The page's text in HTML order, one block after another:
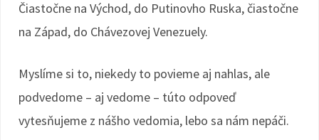
Čiastočne na Východ, do Putinovho Ruska, čiastočne
na Západ, do Chávezovej Venezuely.
Myslíme si to, niekedy to povieme aj nahlas, ale
podvedome – aj vedome – túto odpoveď
vytesňujeme z nášho vedomia, lebo sa nám nepáči.